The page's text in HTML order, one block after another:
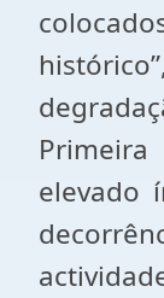
elevado